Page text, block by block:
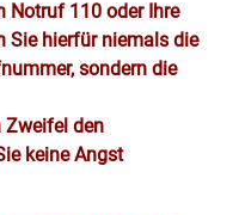
Notruf 110 oder Ihre
Sie hierfür niemals die
sondern die
Zweifel den
keine Angst